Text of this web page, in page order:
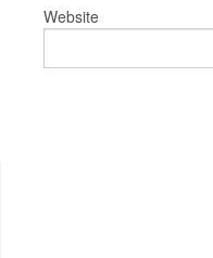
Website